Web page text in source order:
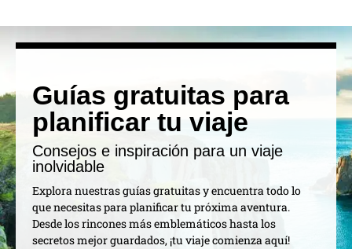
Guías gratuitas para
planificar tu viaje
Consejos e inspiración para un viaje
inolvidable
Explora nuestras guías gratuitas y encuentra todo lo
que necesitas para planificar tu próxima aventura.
Desde los rincones más emblemáticos hasta los
secretos mejor guardados, ¡tu viaje comienza aquí!